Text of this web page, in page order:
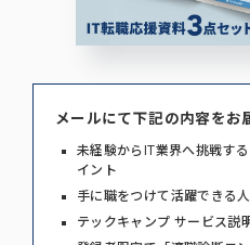
メールにて下記の内容をお
未経験からIT業界へ挑戦す
イント
手に職をつけて活躍できる
テックキャンプ サービス説